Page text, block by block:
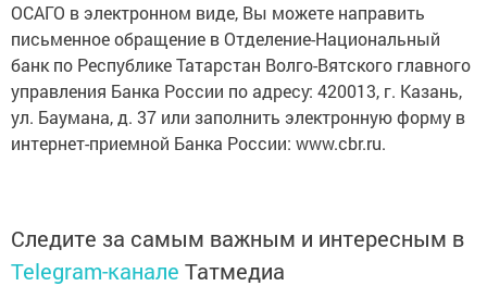
ОСАГО в электронном виде, Вы можете направить
письменное обращение в Отделение-Национальный
банк по Республике Татарстан Волго-Вятского главного
управления Банка России по адресу: 420013, г. Казань,
ул. Баумана, д. 37 или заполнить электронную форму в
интернет-приемной Банка России: www.cbr.ru.
Следите за самым важным и интересным в
Telegram-канале Татмедиа